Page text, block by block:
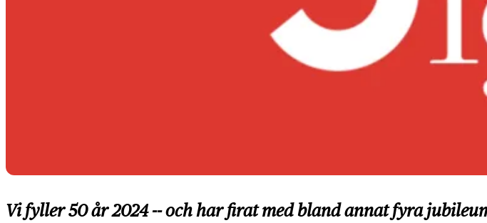
Vi fyller 50 år 2024 -- och har firat med bland annat fyra